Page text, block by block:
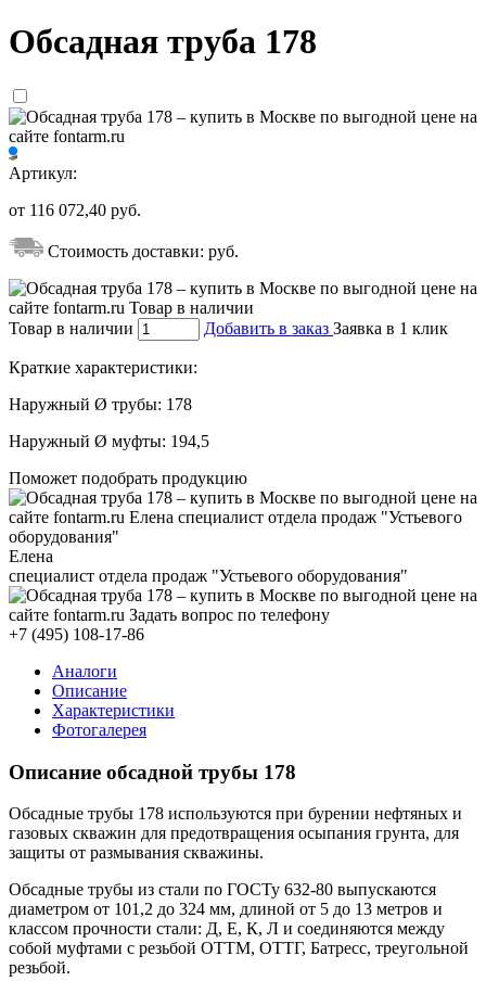
Обсадная труба 178
Артикул:
от 116 072,40 руб.
Стоимость доставки: руб.
Товар в наличии Добавить в заказ Заявка в 1 клик
Краткие характеристики:
Наружный Ø трубы: 178
Наружный Ø муфты: 194,5
Поможет подобрать продукцию
Елена
специалист отдела продаж "Устьевого оборудования"
+7 (495) 108-17-86
Аналоги
Описание
Характеристики
Фотогалерея
Описание обсадной трубы 178
Обсадные трубы 178 используются при бурении нефтяных и
газовых скважин для предотвращения осыпания грунта, для
защиты от размывания скважины.
Обсадные трубы из стали по ГОСТу 632-80 выпускаются
диаметром от 101,2 до 324 мм, длиной от 5 до 13 метров и
классом прочности стали: Д, Е, К, Л и соединяются между
собой муфтами с резьбой ОТТМ, ОТТГ, Батресс, треугольной
резьбой.